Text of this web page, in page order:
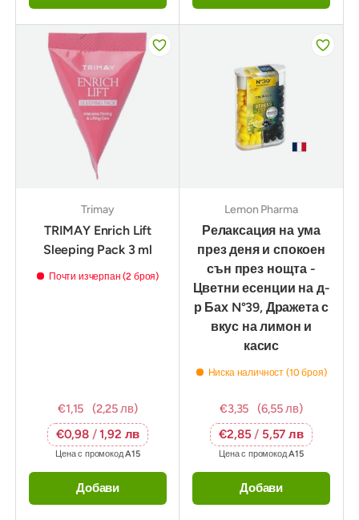
Trimay
TRIMAY Enrich Lift
Sleeping Pack 3 ml
Почти изчерпан (2 броя)
€1,15
(2,25 лв)
€0,98 /1,92 лв
Цена с промокодA15
Добави
Lemon Pharma
Релаксация на ума
през деня и спокоен
сън през нощта -
Цветни есенции на д-
р Бах N°39, Дражета с
вкус на лимон и
касис
Ниска наличност (10 броя)
€3,35
(6,55 лв)
€2,85/ 5,57 лв
Цена с промокодA15
Добави